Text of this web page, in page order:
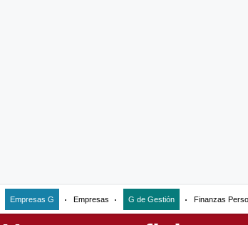
Empresas G Empresas G de Gestión Finanzas